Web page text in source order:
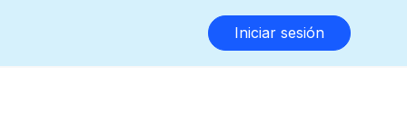
Iniciar sesión